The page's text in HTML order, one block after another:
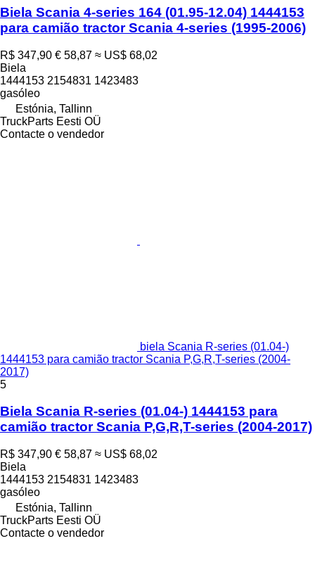
Biela Scania 4-series 164 (01.95-12.04) 1444153
para camião tractor Scania 4-series (1995-2006)
R$ 347,90 € 58,87 ≈ US$ 68,02
Biela
1444153 2154831 1423483
gasóleo
Estónia, Tallinn
TruckParts Eesti OÜ
Contacte o vendedor
biela Scania R-series (01.04-)
1444153 para camião tractor Scania P,G,R,T-series (2004-
2017)
5
Biela Scania R-series (01.04-) 1444153 para
camião tractor Scania P,G,R,T-series (2004-2017)
R$ 347,90 € 58,87 ≈ US$ 68,02
Biela
1444153 2154831 1423483
gasóleo
Estónia, Tallinn
TruckParts Eesti OÜ
Contacte o vendedor